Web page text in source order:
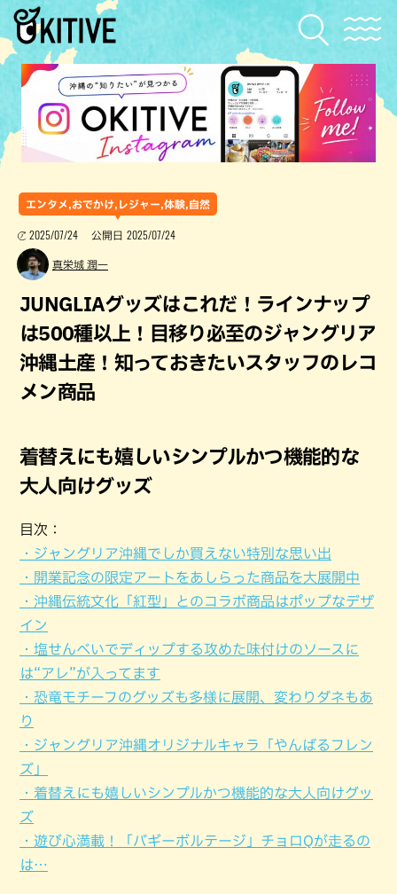
エンタメ,おでかけ,レジャー,体験,自然
2025/07/24 公開日 2025/07/24
真栄城 潤一
JUNGLIAグッズはこれだ！ラインナップ
は500種以上！目移り必至のジャングリア
沖縄土産！知っておきたいスタッフのレコ
メン商品
着替えにも嬉しいシンプルかつ機能的な
大人向けグッズ
目次：
・ジャングリア沖縄でしか買えない特別な思い出
・開業記念の限定アートをあしらった商品を大展開中
・沖縄伝統文化「紅型」とのコラボ商品はポップなデザ
イン
・塩せんべいでディップする攻めた味付けのソースに
は“アレ”が入ってます
・恐竜モチーフのグッズも多様に展開、変わりダネもあ
り
・ジャングリア沖縄オリジナルキャラ「やんばるフレン
ズ」
・着替えにも嬉しいシンプルかつ機能的な大人向けグッ
ズ
・遊び心満載！「バギーボルテージ」チョロQが走るの
は…